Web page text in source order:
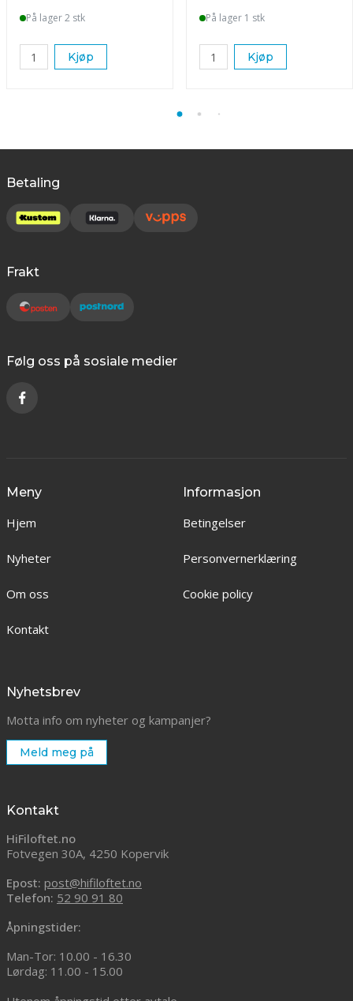
På lager 2 stk
Kjøp
På lager 1 stk
Kjøp
Betaling
Frakt
Følg oss på sosiale medier
Meny
Hjem
Nyheter
Om oss
Kontakt
Informasjon
Betingelser
Personvernerklæring
Cookie policy
Nyhetsbrev
Motta info om nyheter og kampanjer?
Meld meg på
Kontakt
HiFiloftet.no
Fotvegen 30A, 4250 Kopervik
Epost: post@hifiloftet.no
Telefon: 52 90 91 80
Åpningstider:
Man-Tor: 10.00 - 16.30
Lørdag: 11.00 - 15.00